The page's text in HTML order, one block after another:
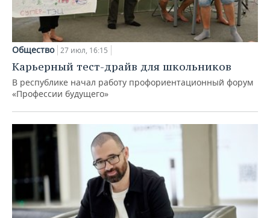
Общество 27 июл, 16:15
Карьерный тест-драйв для школьников
В республике начал работу профориентационный форум
«Профессии будущего»